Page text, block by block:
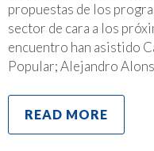
propuestas de los
sector de cara a los
encuentro han asistido
Popular; Alejandro
READ MORE